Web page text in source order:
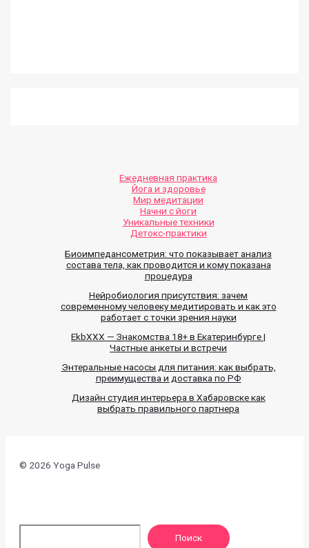
Ежедневная практика
Йога и здоровье
Мир медитации
Начни с йоги
Уникальные техники
Детокс-практики
Биоимпедансометрия: что показывает анализ
состава тела, как проводится и кому показана
процедура
Нейробиология присутствия: зачем
современному человеку медитировать и как это
работает с точки зрения науки
EkbXXX — Знакомства 18+ в Екатеринбурге |
Частные анкеты и встречи
Энтеральные насосы для питания: как выбрать,
преимущества и доставка по РФ
Дизайн студия интерьера в Хабаровске как
выбрать правильного партнера
© 2026 Yoga Pulse
Поиск